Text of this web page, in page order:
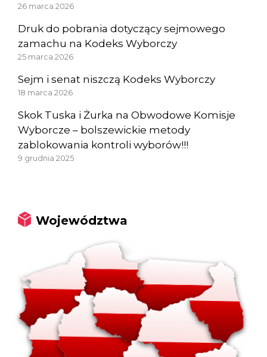
26 marca 2026
Druk do pobrania dotyczący sejmowego
zamachu na Kodeks Wyborczy
25 marca 2026
Sejm i senat niszczą Kodeks Wyborczy
18 marca 2026
Skok Tuska i Żurka na Obwodowe Komisje
Wyborcze – bolszewickie metody
zablokowania kontroli wyborów!!!
9 grudnia 2025
Województwa